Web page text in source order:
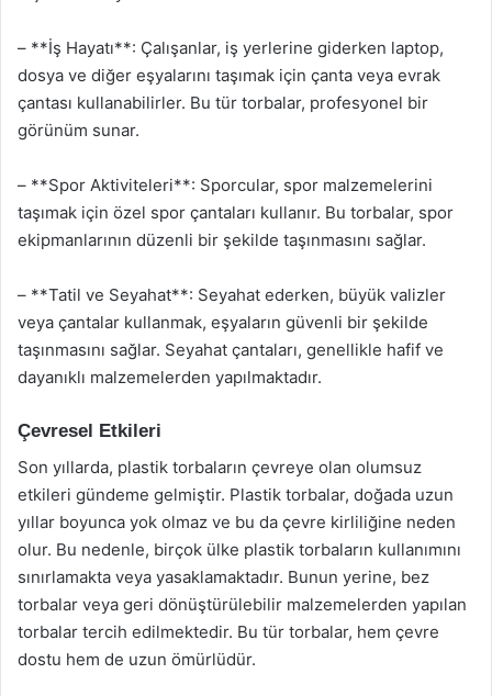
– **İş Hayatı**: Çalışanlar, iş yerlerine giderken laptop,
dosya ve diğer eşyalarını taşımak için çanta veya evrak
çantası kullanabilirler. Bu tür torbalar, profesyonel bir
görünüm sunar.
– **Spor Aktiviteleri**: Sporcular, spor malzemelerini
taşımak için özel spor çantaları kullanır. Bu torbalar, spor
ekipmanlarının düzenli bir şekilde taşınmasını sağlar.
– **Tatil ve Seyahat**: Seyahat ederken, büyük valizler
veya çantalar kullanmak, eşyaların güvenli bir şekilde
taşınmasını sağlar. Seyahat çantaları, genellikle hafif ve
dayanıklı malzemelerden yapılmaktadır.
Çevresel Etkileri
Son yıllarda, plastik torbaların çevreye olan olumsuz
etkileri gündeme gelmiştir. Plastik torbalar, doğada uzun
yıllar boyunca yok olmaz ve bu da çevre kirliliğine neden
olur. Bu nedenle, birçok ülke plastik torbaların kullanımını
sınırlamakta veya yasaklamaktadır. Bunun yerine, bez
torbalar veya geri dönüştürülebilir malzemelerden yapılan
torbalar tercih edilmektedir. Bu tür torbalar, hem çevre
dostu hem de uzun ömürlüdür.